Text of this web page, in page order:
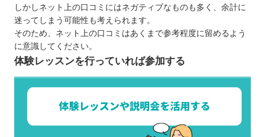
しかしネット上の口コミにはネガティブなものも多く、余計に
迷ってしまう可能性も考えられます。
そのため、ネット上の口コミはあくまで参考程度に留めるよう
に意識してください。
体験レッスンを行っていれば参加する